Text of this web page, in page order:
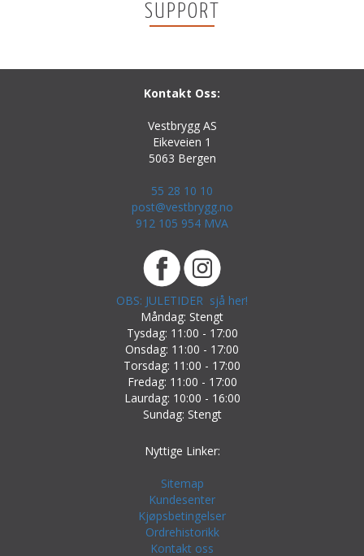
SUPPORT
Kontakt Oss:
Vestbrygg AS
Eikeveien 1
5063 Bergen
55 28 10 10
post@vestbrygg.no
912 105 954 MVA
OBS: JULETIDER sjå her!
Måndag: Stengt
Tysdag: 11:00 - 17:00
Onsdag: 11:00 - 17:00
Torsdag: 11:00 - 17:00
Fredag: 11:00 - 17:00
Laurdag: 10:00 - 16:00
Sundag: Stengt
Nyttige Linker:
Sitemap
Kundesenter
Kjøpsbetingelser
Ordrehistorikk
Kontakt oss